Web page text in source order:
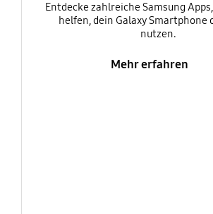
Entdecke zahlreiche Samsung
helfen, dein Galaxy Smartphone
nutzen.
Mehr erfahren